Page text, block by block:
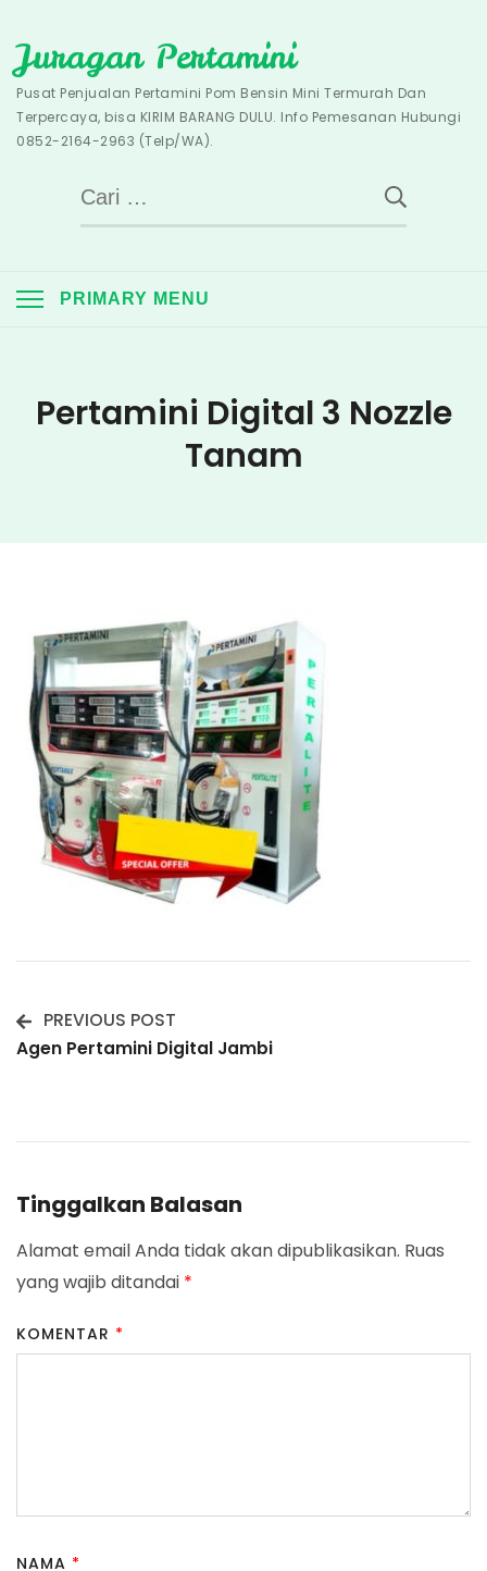
to
content
Juragan Pertamini
Pusat Penjualan Pertamini Pom Bensin Mini Termurah Dan
Terpercaya, bisa KIRIM BARANG DULU. Info Pemesanan Hubungi
0852-2164-2963 (Telp/WA).
Cari
untuk:
PRIMARY MENU
Pertamini Digital 3 Nozzle
Tanam
Post
PREVIOUS POST
Agen Pertamini Digital Jambi
Tinggalkan Balasan
Alamat email Anda tidak akan dipublikasikan. Ruas
yang wajib ditandai *
KOMENTAR *
NAMA *